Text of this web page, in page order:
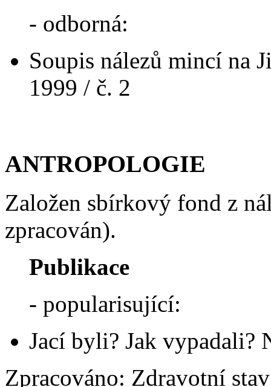
- odborná:
Soupis nálezů mincí na
1999 / č. 2
ANTROPOLOGIE
Založen sbírkový fond z
zpracován).
Publikace
- popularisující:
Jací byli? Jak vypadali?
Zpracováno: Zdravotní